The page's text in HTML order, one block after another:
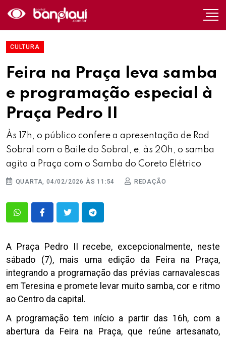
CULTURA
Feira na Praça leva samba
e programação especial à
Praça Pedro II
Às 17h, o público confere a apresentação de Rod
Sobral com o Baile do Sobral, e, às 20h, o samba
agita a Praça com o Samba do Coreto Elétrico
QUARTA, 04/02/2026 ÀS 11:54 REDAÇÃO
A Praça Pedro II recebe, excepcionalmente, neste
sábado (7), mais uma edição da Feira na Praça,
integrando a programação das prévias carnavalescas
em Teresina e promete levar muito samba, cor e ritmo
ao Centro da capital.
A programação tem início a partir das 16h, com a
abertura da Feira na Praça, que reúne artesanato,